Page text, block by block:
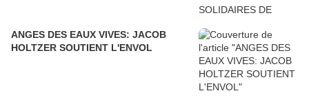
ANGES DES EAUX VIVES: JACOB
HOLTZER SOUTIENT L'ENVOL